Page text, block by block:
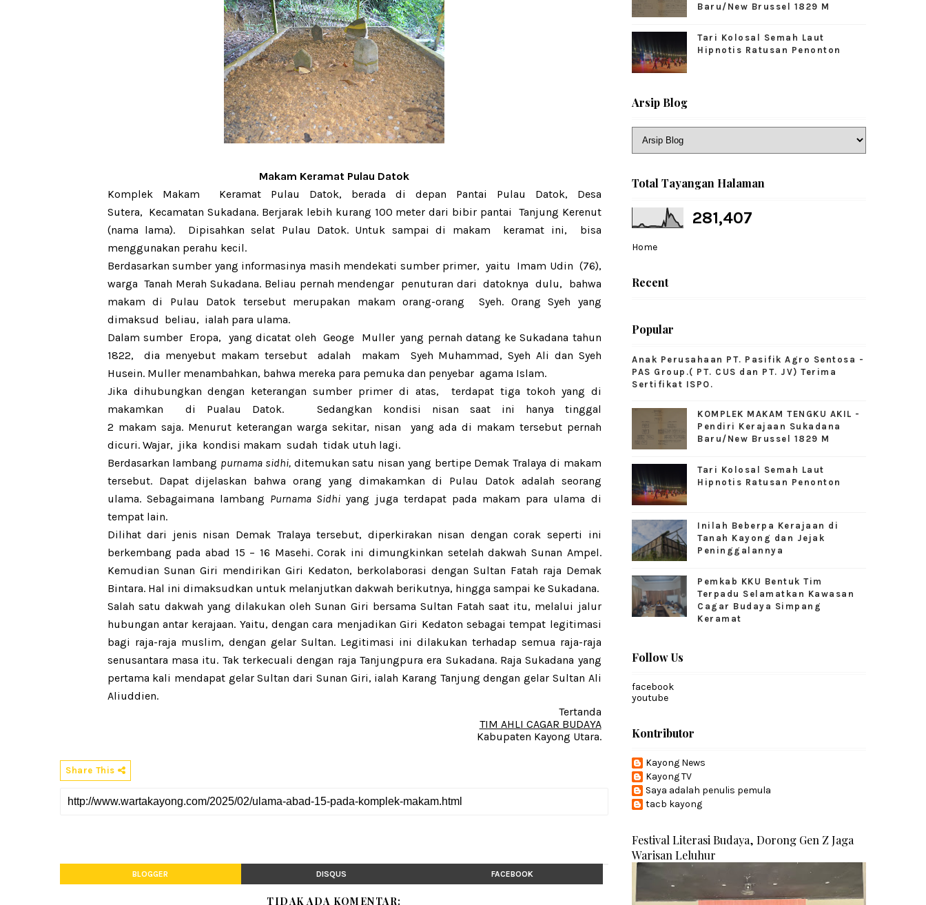
Makam Keramat Pulau Datok
Komplek Makam Keramat Pulau Datok, berada di depan Pantai Pulau Datok, Desa
Sutera, Kecamatan Sukadana. Berjarak lebih kurang 100 meter dari bibir pantai Tanjung Kerenut
(nama lama). Dipisahkan selat Pulau Datok. Untuk sampai di makam keramat ini,
bisa
menggunakan perahu kecil.
Berdasarkan sumber yang informasinya masih mendekati sumber primer,yaitu Imam Udin (76),
wargaTanah Merah Sukadana. Beliau pernah mendengar penuturan daridatoknya dulu, bahwa
makam di Pulau Datok tersebut merupakan makam orang-orang Syeh. Orang Syeh yang
dimaksud beliau, ialah para ulama.
Dalam sumber Eropa,yang dicatat oleh Geoge Muller yang pernah datang ke Sukadana tahun
1822,dia menyebut makam tersebutadalah makam Syeh Muhammad, Syeh Ali dan Syeh
Husein. Muller menambahkan, bahwa mereka para pemuka dan penyebar agama Islam.
Jika dihubungkan dengan keterangan sumber primer di atas, terdapat tiga tokoh yang di
makamkan di Pualau Datok.
Sedangkan kondisi nisan saat ini hanya tinggal
2 makam saja. Menurut keterangan warga sekitar, nisan
yang ada di makam tersebut pernah
dicuri. Wajar, jika kondisi makam sudah tidak utuh lagi.
Berdasarkan lambang purnama sidhi,ditemukan satu nisan yang bertipe Demak Tralaya di makam
tersebut. Dapat dijelaskan bahwa orang yang dimakamkan di Pulau Datok adalah seorang
ulama. Sebagaimana lambang Purnama Sidhi yang juga terdapat pada makam para ulama di
tempat lain.
Dilihat dari jenis nisan Demak Tralaya tersebut, diperkirakan nisan dengan corak seperti ini
berkembang pada abad 15 – 16 Masehi. Corak ini dimungkinkan setelah dakwah Sunan Ampel.
Kemudian Sunan Giri mendirikan Giri Kedaton, berkolaborasi dengan Sultan Fatah raja Demak
Bintara. Hal ini dimaksudkan untuk melanjutkan dakwah berikutnya, hingga sampai ke Sukadana.
Salah satu dakwah yang dilakukan oleh Sunan Giri bersama Sultan Fatah saat itu, melalui jalur
hubungan antar kerajaan. Yaitu, dengan cara menjadikan Giri Kedaton sebagai tempat legitimasi
bagi raja-raja muslim, dengan gelar Sultan. Legitimasi ini dilakukan terhadap semua raja-raja
senusantara masa itu. Tak terkecuali dengan raja Tanjungpura era Sukadana. Raja Sukadana yang
pertama kali mendapat gelar Sultan dari Sunan Giri, ialah Karang Tanjung dengan gelar Sultan Ali
Aliuddien.
Tertanda
TIM AHLI CAGAR BUDAYA
Kabupaten Kayong Utara.
Share This
BLOGGER DISQUS FACEBOOK
TIDAK ADA KOMENTAR:
Baru/New Brussel 1829 M
Tari Kolosal Semah Laut
Hipnotis Ratusan Penonton
Arsip Blog
Total Tayangan Halaman
281,407
Home
Recent
Popular
Anak Perusahaan PT. Pasifik Agro Sentosa -
PAS Group.( PT. CUS dan PT. JV) Terima
Sertifikat ISPO.
KOMPLEK MAKAM TENGKU AKIL -
Pendiri Kerajaan Sukadana
Baru/New Brussel 1829 M
Tari Kolosal Semah Laut
Hipnotis Ratusan Penonton
Inilah Beberpa Kerajaan di
Tanah Kayong dan Jejak
Peninggalannya
Pemkab KKU Bentuk Tim
Terpadu Selamatkan Kawasan
Cagar Budaya Simpang
Keramat
Follow Us
facebook
youtube
Kontributor
Kayong News
Kayong TV
Saya adalah penulis pemula
tacb kayong
Festival Literasi Budaya, Dorong Gen Z Jaga
Warisan Leluhur